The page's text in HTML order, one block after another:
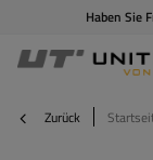
Haben Sie
Zurück